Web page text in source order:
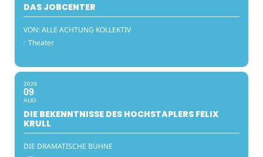
DAS JOBCENTER
VON: ALLE ACHTUNG KOLLEKTIV
: Theater
2026
09
AUG
DIE BEKENNTNISSE DES HOCHSTAPLERS FELIX
KRULL
DIE DRAMATISCHE BÜHNE